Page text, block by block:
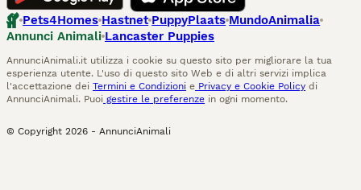
Pets4Homes Hastnet PuppyPlaats MundoAnimalia
Annunci Animali Lancaster Puppies
AnnunciAnimali.it utilizza i cookie su questo sito per migliorare la tua
esperienza utente. L'uso di questo sito Web e di altri servizi implica
l'accettazione dei Termini e Condizioni e Privacy e Cookie Policy di
AnnunciAnimali. Puoi gestire le preferenze in ogni momento.
© Copyright 2026 - AnnunciAnimali